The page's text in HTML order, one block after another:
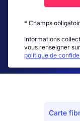
* Champs
Informations
vous renseigner
politique de
Carte